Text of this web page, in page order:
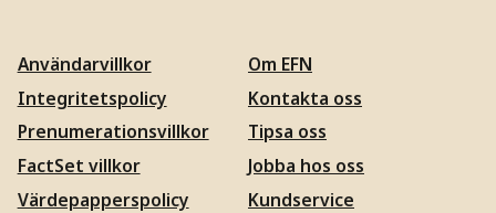
Användarvillkor
Integritetspolicy
Prenumerationsvillkor
FactSet villkor
Värdepapperspolicy
Om EFN
Kontakta oss
Tipsa oss
Jobba hos oss
Kundservice